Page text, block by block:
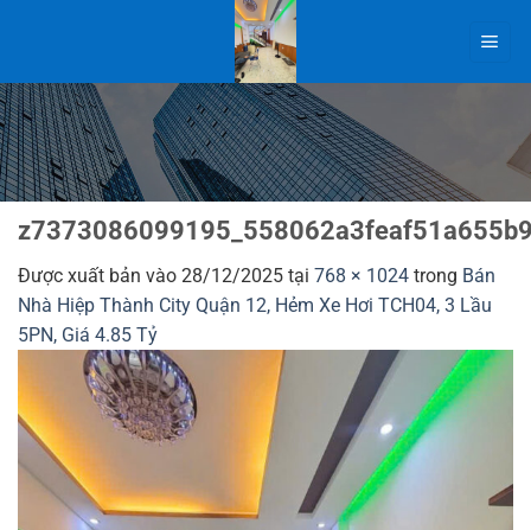
dung
Được xuất bản vào 28/12/2025 tại 768 × 1024 trong Bán
Nhà Hiệp Thành City Quận 12, Hẻm Xe Hơi TCH04, 3 Lầu
5PN, Giá 4.85 Tỷ